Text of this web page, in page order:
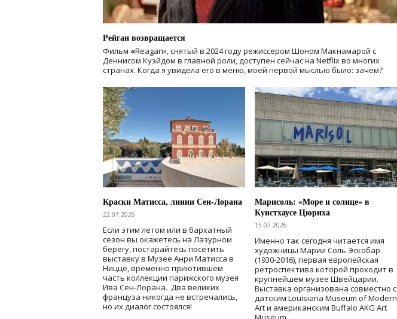
Рейган возвращается
Фильм «Reagan», снятый в 2024 годурежиссером Шоном Макнамарой с
Деннисом Куэйдом в главной роли, доступен сейчас на Netflix во многих
странах. Когда я увидела его в меню, моей первой мыслью было: зачем?
Краски Матисса, линии Сен-Лорана
22.07.2026
Если этим летом или в бархатный
сезон вы окажетесь на Лазурном
берегу, постарайтесь посетить
выставку в Музее Анри Матисса в
Ницце, временно приютившем
часть коллекции парижского музея
Ива Сен-Лорана. Два великих
француза никогда не встречались,
но их диалог состоялся!
Марисоль: «Море и солнце» в
Кунстхаусе Цюриха
15.07.2026
Именно так сегодня читается имя
художницы Марии Соль Эскобар
(1930-2016), первая европейская
ретроспектива которой проходит в
крупнейшем музее Швейцарии.
Выставка организована совместно с
датским Louisiana Museum of Modern
Art и американским Buffalo AKG Art